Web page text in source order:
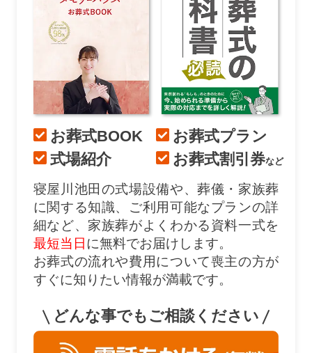
お葬式BOOK
お葬式プラン
式場紹介
お葬式割引券など
寝屋川池田の式場設備や、葬儀・家族葬
に関する知識、ご利用可能なプランの詳
細など、家族葬がよくわかる資料一式を
最短当日 に無料でお届けします。
お葬式の流れや費用について喪主の方が
すぐに知りたい情報が満載です。
どんな事でもご相談ください